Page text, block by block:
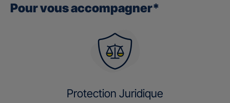
Pour vous accompagner*
Protection Juridique